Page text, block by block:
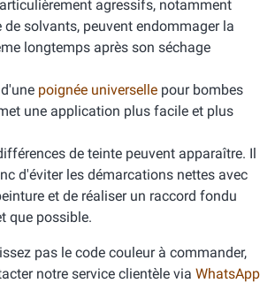
agressifs, notamment
de solvants, peuvent endommager la
longtemps après son séchage
poignée universelle pour bombes
une application plus facile et plus
de teinte peuvent apparaître. Il
d'éviter les démarcations nettes avec
et de réaliser un raccord fondu
que possible.
pas le code couleur à commander,
notre service clientèle via WhatsApp